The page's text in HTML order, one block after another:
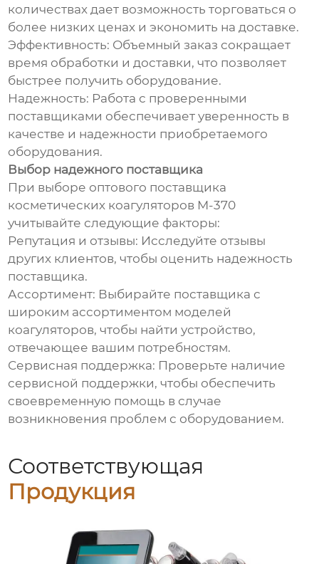
количествах дает возможность торговаться о
более низких ценах и экономить на доставке.
Эффективность: Объемный заказ сокращает
время обработки и доставки, что позволяет
быстрее получить оборудование.
Надежность: Работа с проверенными
поставщиками обеспечивает уверенность в
качестве и надежности приобретаемого
оборудования.
Выбор надежного поставщика
При выборе оптового поставщика
косметических коагуляторов M-370
учитывайте следующие факторы:
Репутация и отзывы: Исследуйте отзывы
других клиентов, чтобы оценить надежность
поставщика.
Ассортимент: Выбирайте поставщика с
широким ассортиментом моделей
коагуляторов, чтобы найти устройство,
отвечающее вашим потребностям.
Сервисная поддержка: Проверьте наличие
сервисной поддержки, чтобы обеспечить
своевременную помощь в случае
возникновения проблем с оборудованием.
Соответствующая
Продукция